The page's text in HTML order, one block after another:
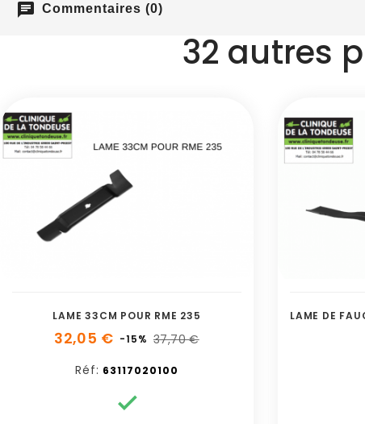
chat Commentaires (0)
32 autres
LAME 33CM POUR RME 235
32,05 € -15% 37,70 €
Réf: 63117020100
